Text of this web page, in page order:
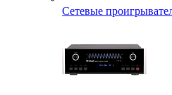
Сетевые